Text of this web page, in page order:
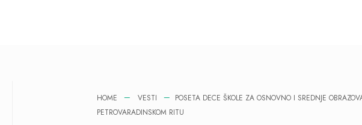
HOME VESTI
POSETA DECE ŠKOLE ZA OSNOVNO I SREDNJE
PETROVARADINSKOM RITU